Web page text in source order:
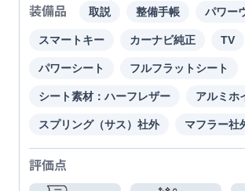
装備品 取説 整備手帳 パワー
スマートキー カーナビ純正 TV
パワーシート フルフラットシート
シート素材：ハーフレザー アルミホ
スプリング（サス）社外 マフラー社
評価点